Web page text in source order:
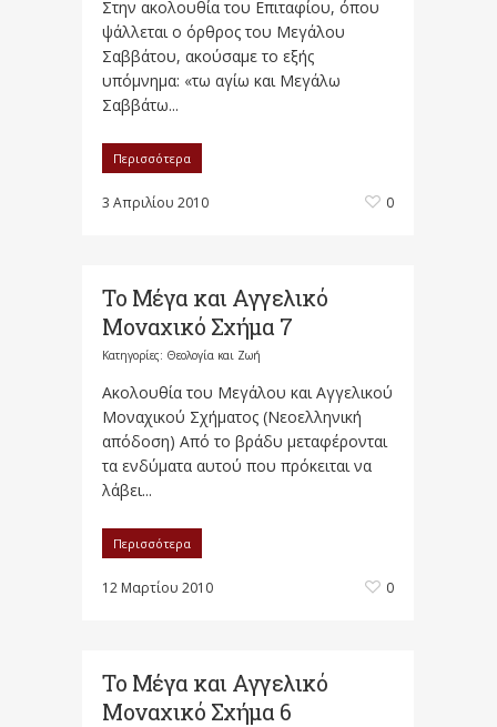
Στην ακολουθία του Επιταφίου, όπου
ψάλλεται ο όρθρος του Μεγάλου
Σαββάτου, ακούσαμε το εξής
υπόμνημα: «τω αγίω και Μεγάλω
Σαββάτω...
Περισσότερα
3 Απριλίου 2010 0
Το Μέγα και Αγγελικό
Μοναχικό Σχήμα 7
Κατηγορίες: Θεολογία και Ζωή
Ακολουθία του Μεγάλου και Αγγελικού
Μοναχικού Σχήματος (Νεοελληνική
απόδοση) Από το βράδυ μεταφέρονται
τα ενδύματα αυτού που πρόκειται να
λάβει...
Περισσότερα
12 Μαρτίου 2010 0
Το Μέγα και Αγγελικό
Μοναχικό Σχήμα 6